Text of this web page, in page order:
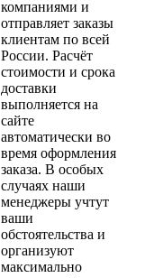
компаниями и
отправляет заказы
клиентам по всей
России. Расчёт
стоимости и срока
доставки
выполняется на
сайте
автоматически во
время оформления
заказа. В особых
случаях наши
менеджеры учтут
ваши
обстоятельства и
организуют
максимально